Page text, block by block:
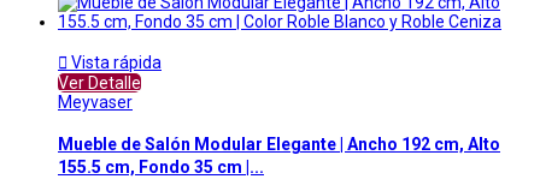
 Vista rápida
Ver Detalle
Meyvaser
Mueble de Salón Modular Elegante | Ancho 192 cm, Alto
155.5 cm, Fondo 35 cm |...